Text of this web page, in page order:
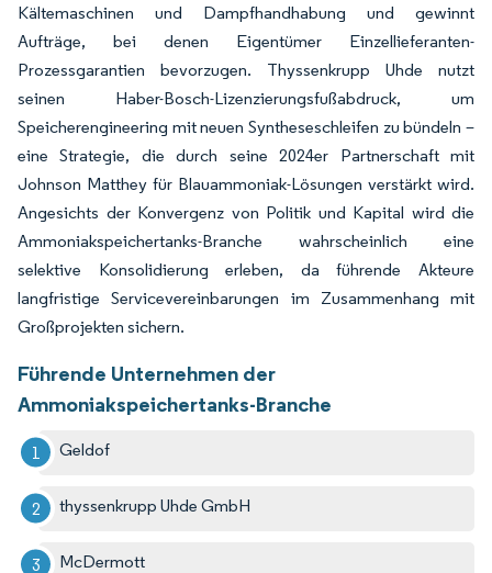
Kältemaschinen und Dampfhandhabung und gewinnt
Aufträge, bei denen Eigentümer Einzellieferanten-
Prozessgarantien bevorzugen. Thyssenkrupp Uhde nutzt
seinen Haber-Bosch-Lizenzierungsfußabdruck, um
Speicherengineering mit neuen Syntheseschleifen zu bündeln –
eine Strategie, die durch seine 2024er Partnerschaft mit
Johnson Matthey für Blauammoniak-Lösungen verstärkt wird.
Angesichts der Konvergenz von Politik und Kapital wird die
Ammoniakspeichertanks-Branche wahrscheinlich eine
selektive Konsolidierung erleben, da führende Akteure
langfristige Servicevereinbarungen im Zusammenhang mit
Großprojekten sichern.
Führende Unternehmen der
Ammoniakspeichertanks-Branche
Geldof
thyssenkrupp Uhde GmbH
McDermott